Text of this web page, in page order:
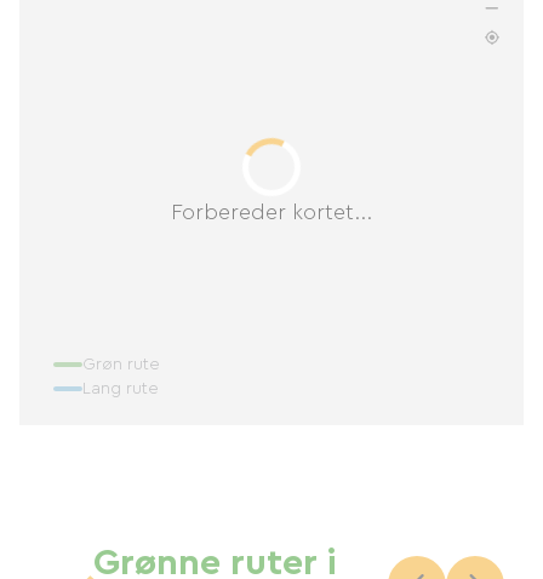
Forbereder kortet...
Grøn rute
Lang rute
Grønne ruter i